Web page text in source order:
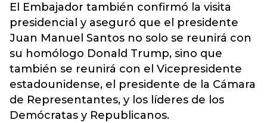
El Embajador también confirmó la visita
presidencial y aseguró que el presidente
Juan Manuel Santos no solo se reunirá con
su homólogo Donald Trump, sino que
también se reunirá con el Vicepresidente
estadounidense, el presidente de la Cámara
de Representantes, y los líderes de los
Demócratas y Republicanos.